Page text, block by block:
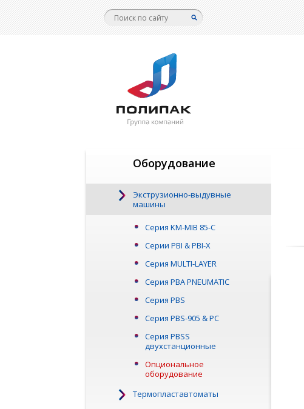
Оборудование
Экструзионно-выдувные
машины
Серия KM-MIB 85-C
Серии PBI & PBI-X
Серия MULTI-LAYER
Серия PBA PNEUMATIC
Серия PBS
Серия PBS-905 & PC
Серия PBSS
двухстанционные
Опциональное
оборудование
Термопластавтоматы